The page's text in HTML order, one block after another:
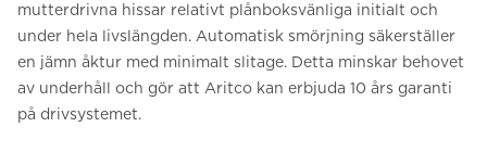
mutterdrivna hissar relativt plånboksvänliga initialt och
under hela livslängden. Automatisk smörjning säkerställer
en jämn åktur med minimalt slitage. Detta minskar behovet
av underhåll och gör att Aritco kan erbjuda 10 års garanti
på drivsystemet.